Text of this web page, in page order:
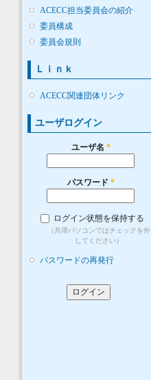
ACECC担当委員会の紹介
委員構成
委員会規則
Ｌｉｎｋ
ACECC関連団体リンク
ユーザログイン
ユーザ名 *
パスワード *
ログイン状態を保持する
（共用パソコンではチェックを外
してください）
パスワードの再発行